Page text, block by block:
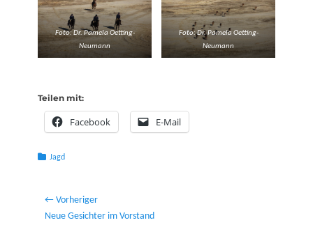
Foto: Dr. Pamela Oetting-
Neumann
Foto: Dr. Pamela Oetting-
Neumann
Teilen mit:
Facebook E-Mail
Kategorien
Jagd
Beitragsnavigation
← Vorheriger
Vorheriger
Neue Gesichter im Vorstand